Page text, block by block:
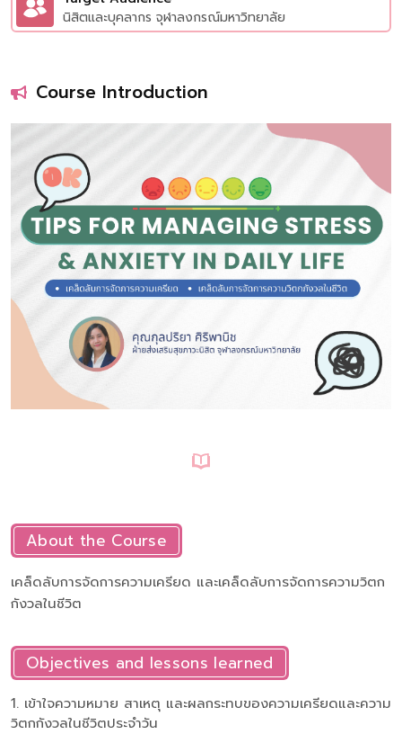
นิสิตและบุคลากร จุฬาลงกรณ์มหาวิทยาลัย
Course Introduction
About the Course
เคล็ดลับการจัดการความเครียด และเคล็ดลับการจัดการความวิตก
กังวลในชีวิต
Objectives and lessons learned
1. เข้าใจความหมาย สาเหตุ และผลกระทบของความเครียดและความ
วิตกกังวลในชีวิตประจำวัน